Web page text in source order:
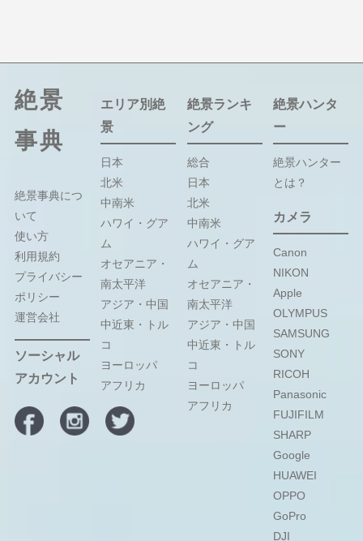
絶景
事典
絶景事典につ
いて
使い方
利用規約
プライバシー
ポリシー
運営会社
ソーシャル
アカウント
エリア別絶
景
日本
北米
中南米
ハワイ・グア
ム
オセアニア・
南太平洋
アジア・中国
中近東・トル
コ
ヨーロッパ
アフリカ
絶景ランキ
ング
総合
日本
北米
中南米
ハワイ・グア
ム
オセアニア・
南太平洋
アジア・中国
中近東・トル
コ
ヨーロッパ
アフリカ
絶景ハンタ
ー
絶景ハンター
とは？
カメラ
Canon
NIKON
Apple
OLYMPUS
SAMSUNG
SONY
RICOH
Panasonic
FUJIFILM
SHARP
Google
HUAWEI
OPPO
GoPro
DJI